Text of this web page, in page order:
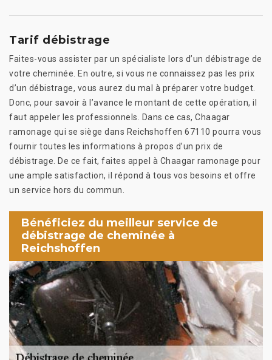
Tarif débistrage
Faites-vous assister par un spécialiste lors d’un débistrage de
votre cheminée. En outre, si vous ne connaissez pas les prix
d’un débistrage, vous aurez du mal à préparer votre budget.
Donc, pour savoir à l’avance le montant de cette opération, il
faut appeler les professionnels. Dans ce cas, Chaagar
ramonage qui se siège dans Reichshoffen 67110 pourra vous
fournir toutes les informations à propos d’un prix de
débistrage. De ce fait, faites appel à Chaagar ramonage pour
une ample satisfaction, il répond à tous vos besoins et offre
un service hors du commun.
Bénéficiez du meilleur service de
débistrage de cheminée à
Reichshoffen